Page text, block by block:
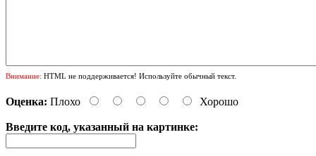
Внимание: HTML не поддерживается! Используйте обычный текст.
Оценка: Плохо Хорошо
Введите код, указанный на картинке: